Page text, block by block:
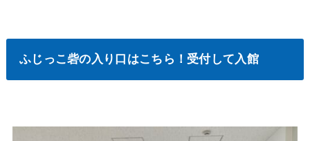
ふじっこ砦の入り口はこちら！受付して入館